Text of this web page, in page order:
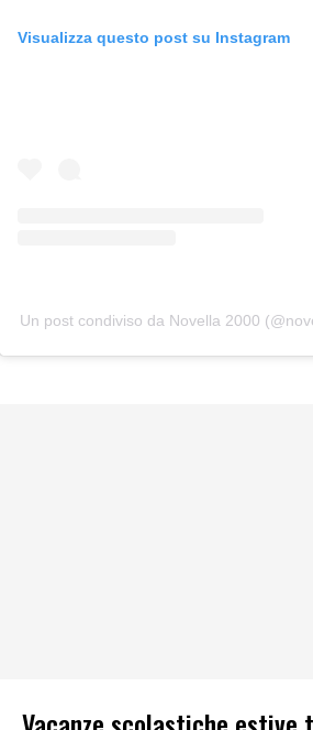
Visualizza questo post su Instagram
Un post condiviso da Novella 2000